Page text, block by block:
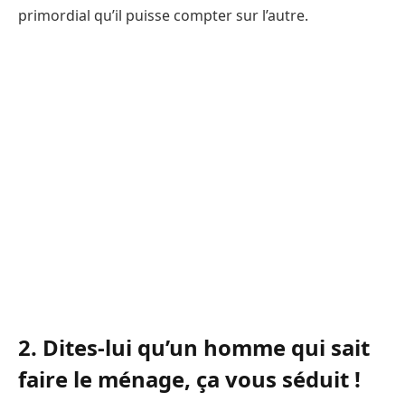
primordial qu’il puisse compter sur l’autre.
2. Dites-lui qu’un homme qui sait
faire le ménage, ça vous séduit !